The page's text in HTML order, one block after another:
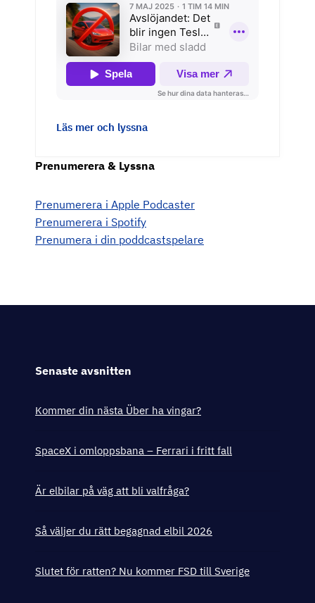
Läs mer och lyssna
Prenumerera & Lyssna
Prenumerera i Apple Podcaster
Prenumerera i Spotify
Prenumera i din poddcastspelare
Senaste avsnitten
Kommer din nästa Über ha vingar?
SpaceX i omloppsbana – Ferrari i fritt fall
Är elbilar på väg att bli valfråga?
Så väljer du rätt begagnad elbil 2026
Slutet för ratten? Nu kommer FSD till Sverige